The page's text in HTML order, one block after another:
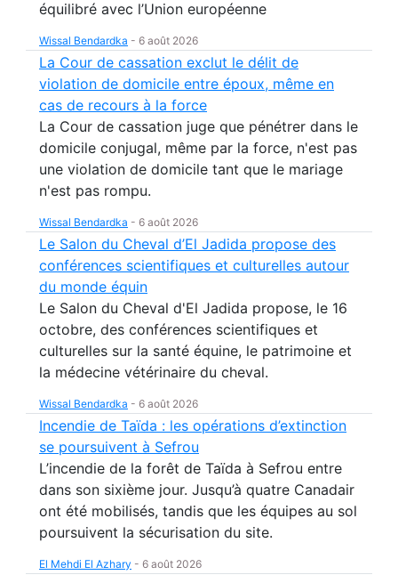
équilibré avec l’Union européenne
Wissal Bendardka - 6 août 2026
La Cour de cassation exclut le délit de
violation de domicile entre époux, même en
cas de recours à la force
La Cour de cassation juge que pénétrer dans le
domicile conjugal, même par la force, n'est pas
une violation de domicile tant que le mariage
n'est pas rompu.
Wissal Bendardka - 6 août 2026
Le Salon du Cheval d’El Jadida propose des
conférences scientifiques et culturelles autour
du monde équin
Le Salon du Cheval d'El Jadida propose, le 16
octobre, des conférences scientifiques et
culturelles sur la santé équine, le patrimoine et
la médecine vétérinaire du cheval.
Wissal Bendardka - 6 août 2026
Incendie de Taïda : les opérations d’extinction
se poursuivent à Sefrou
L’incendie de la forêt de Taïda à Sefrou entre
dans son sixième jour. Jusqu’à quatre Canadair
ont été mobilisés, tandis que les équipes au sol
poursuivent la sécurisation du site.
El Mehdi El Azhary - 6 août 2026